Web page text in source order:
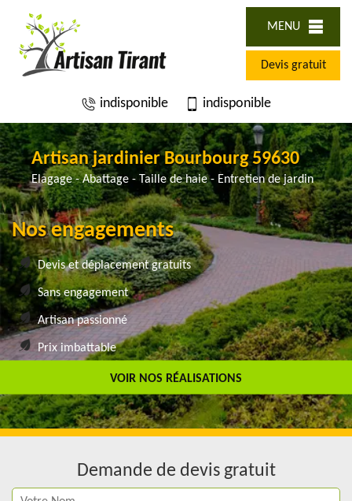
MENU
Devis gratuit
indisponible indisponible
Artisan jardinier Bourbourg 59630
Elagage - Abattage - Taille de haie - Entretien de jardin
VOIR NOS RÉALISATIONS
Nos engagements
Devis et déplacement gratuits
Sans engagement
Artisan passionné
Prix imbattable
Travail de qualité
Demande de devis gratuit